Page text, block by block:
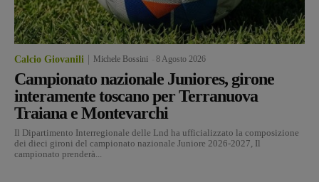
Calcio Giovanili Michele Bossini 8 Agosto 2026
Campionato nazionale Juniores, girone
interamente toscano per Terranuova
Traiana e Montevarchi
Il Dipartimento Interregionale delle Lnd ha ufficializzato la composizione
dei dieci gironi del campionato nazionale Juniore 2026-2027, Il
campionato prenderà...